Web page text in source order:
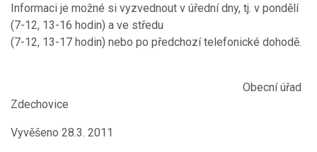
Informaci je možné si vyzvednout v úřední dny, tj. v pondělí
(7-12, 13-16 hodin) a ve středu
(7-12, 13-17 hodin) nebo po předchozí telefonické dohodě.
Obecní úřad
Zdechovice
Vyvěšeno 28.3. 2011